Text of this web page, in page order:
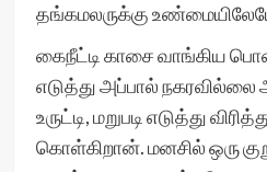
தங்கமலருக்கு உண்மையிலேயே
கைநீட்டி காசை வாங்கிய
எடுத்து அப்பால்
உருட்டி, மறுபடி எடுத்து
கொள்கிறான். மனசில் ஒரு